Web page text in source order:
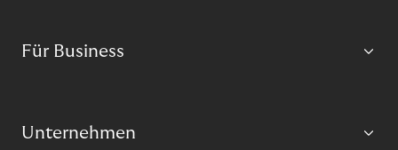
Für Business
Unternehmen